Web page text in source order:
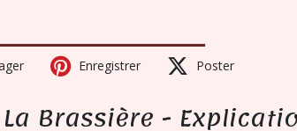
Enregistrer Poster
- La Brassière -